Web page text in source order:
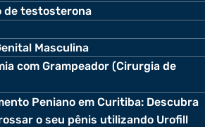
de testosterona
Masculina
com Grampeador (Cirurgia de
Peniano em Curitiba: Descubra
o seu pênis utilizando Urofill